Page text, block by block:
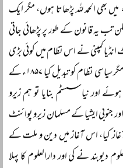
بھی الحمد للہ پڑھاتا ہوں، مگر ایک
یہ قانون کے طور پر پڑھائی جاتی
انڈیا کمپنی نے اس نظام میں کوئی بڑی
تبدیلی نہیں کی دوسرے معاملات سنبھالے، مگر سیاسی نظام کو تبدیل کیا ۱۸۵۷ء کے
اور نیا سسٹم بنایا تو ہم زیرو
کے بعد برصغیر اور جنوبی ایشیا کے مسلمان زیرو پوائنٹ
کیا، اس آغاز میں دین و ملت کے
دیوبند نے کی اور دارالعلوم کا پہلا